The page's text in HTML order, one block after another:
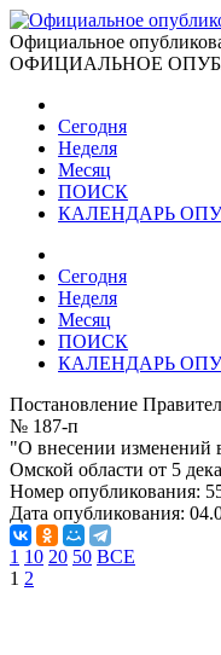
Официальное
ОФИЦИАЛЬНОЕ
Сегодня
Неделя
Месяц
ПОИСК
КАЛЕНДАРЬ
Сегодня
Неделя
Месяц
ПОИСК
КАЛЕНДАРЬ
Постановление
№ 187-п
"О внесении изменений
Омской области от 5
Номер опубликования:
Дата опубликования:
1 10 20 50 ВСЕ
1 2